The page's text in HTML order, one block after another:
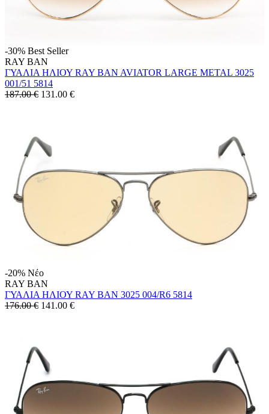
-30% Best Seller
RAY BAN
ΓΥΑΛΙΑ ΗΛΙΟΥ RAY BAN AVIATOR LARGE METAL 3025
001/51 5814
187.00 € 131.00 €
-20% Νέο
RAY BAN
ΓΥΑΛΙΑ ΗΛΙΟΥ RAY BAN 3025 004/R6 5814
176.00 € 141.00 €